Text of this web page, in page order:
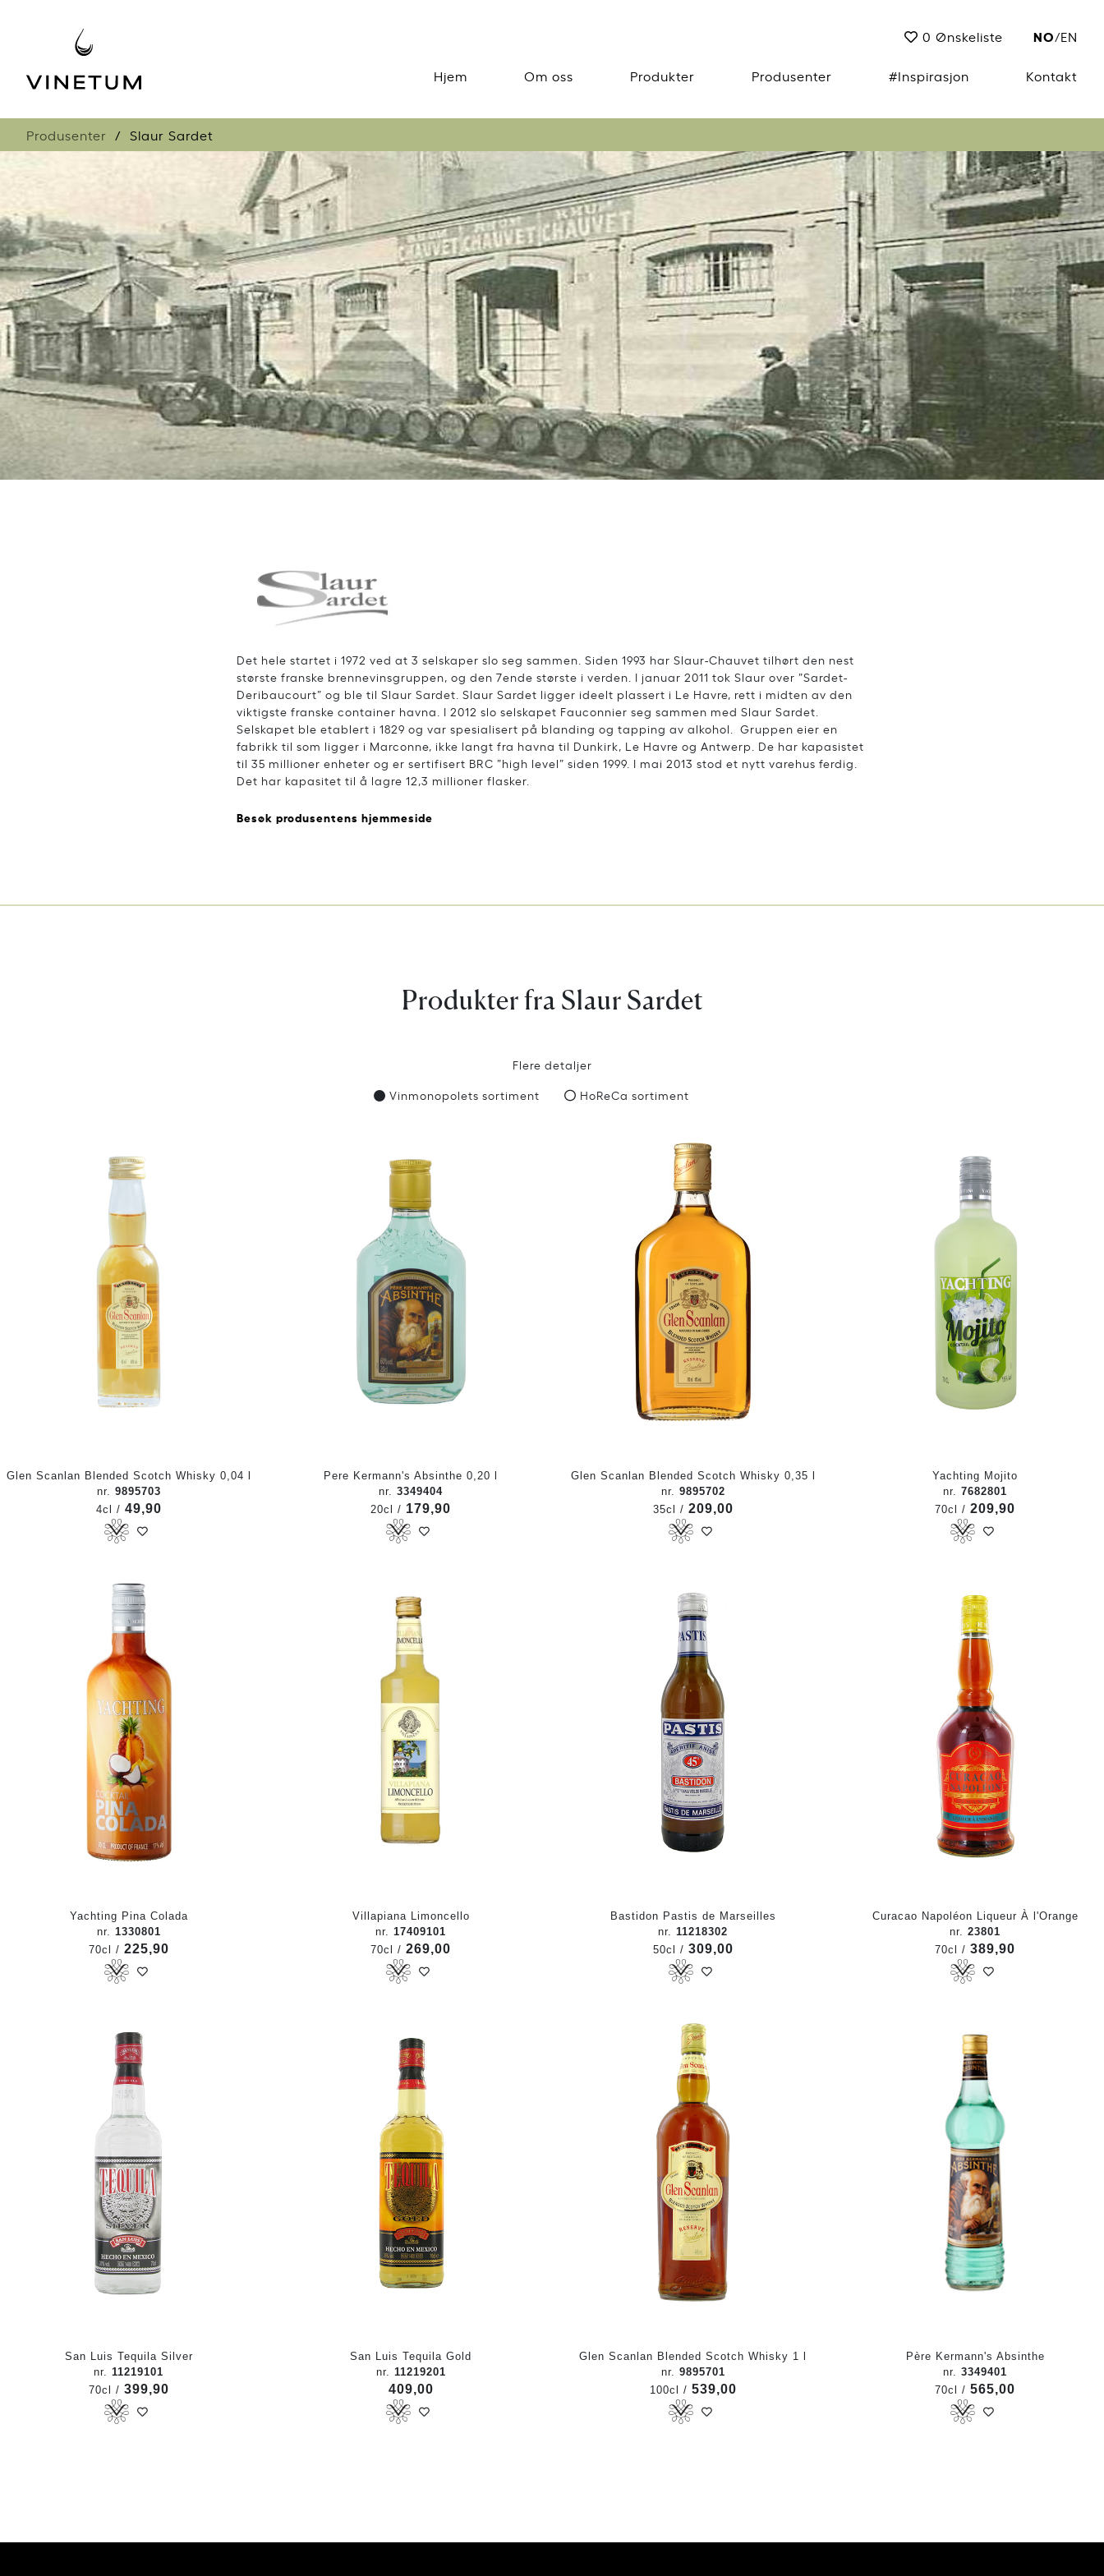
0 Ønskeliste NO/EN
Hjem Om oss Produkter Produsenter #Inspirasjon Kontakt
Produsenter Slaur Sardet
Det hele startet i 1972 ved at 3 selskaper slo seg sammen. Siden 1993 har Slaur-Chauvet tilhørt den nest
største franske brennevinsgruppen, og den 7ende største i verden. I januar 2011 tok Slaur over ”Sardet-
Deribaucourt” og ble til Slaur Sardet. Slaur Sardet ligger ideelt plassert i Le Havre, rett i midten av den
viktigste franske container havna. I 2012 slo selskapet Fauconnier seg sammen med Slaur Sardet.
Selskapet ble etablert i 1829 og var spesialisert på blanding og tapping av alkohol. Gruppen eier en
fabrikk til som ligger i Marconne, ikke langt fra havna til Dunkirk, Le Havre og Antwerp. De har kapasistet
til 35 millioner enheter og er sertifisert BRC ”high level” siden 1999. I mai 2013 stod et nytt varehus ferdig.
Det har kapasitet til å lagre 12,3 millioner flasker.
Besøk produsentens hjemmeside
Produkter fra Slaur Sardet
Flere detaljer
Vinmonopolets sortiment
HoReCa sortiment
Glen Scanlan Blended Scotch Whisky 0,04 l
nr. 9895703
4cl / 49,90
Pere Kermann's Absinthe 0,20 l
nr.3349404
20cl / 179,90
Glen Scanlan Blended Scotch Whisky 0,35 l
nr. 9895702
35cl / 209,00
Yachting Mojito
nr.7682801
70cl / 209,90
Yachting Pina Colada
nr. 1330801
70cl / 225,90
Villapiana Limoncello
nr.17409101
70cl / 269,00
Bastidon Pastis de Marseilles
nr.11218302
50cl / 309,00
Curacao Napoléon Liqueur À l'Orange
nr.23801
70cl / 389,90
San Luis Tequila Silver
nr.11219101
70cl / 399,90
San Luis Tequila Gold
nr. 11219201
409,00
Glen Scanlan Blended Scotch Whisky 1 l
nr. 9895701
100cl / 539,00
Père Kermann's Absinthe
nr.3349401
70cl / 565,00